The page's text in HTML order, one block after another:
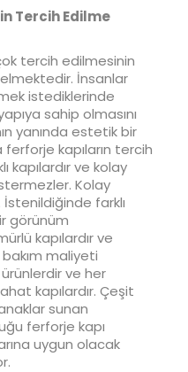
Tercih Edilme
tercih edilmesinin
İnsanlar
istediklerinde
sahip olmasını
yanında estetik bir
kapıların tercih
kapılardır ve kolay
Kolay
İstenildiğinde farklı
görünüm
kapılardır ve
bakım maliyeti
ve her
kapılardır. Çeşit
sunan
ferforje kapı
uygun olacak